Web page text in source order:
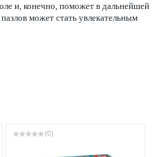
и, конечно, поможет в дальнейшей
может стать увлекательным
(0)